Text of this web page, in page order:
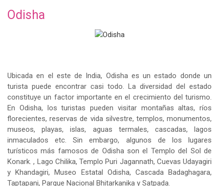
Odisha
Ubicada en el este de India, Odisha es un estado donde un
turista puede encontrar casi todo. La diversidad del estado
constituye un factor importante en el crecimiento del turismo.
En Odisha, los turistas pueden visitar montañas altas, ríos
florecientes, reservas de vida silvestre, templos, monumentos,
museos, playas, islas, aguas termales, cascadas, lagos
inmaculados etc. Sin embargo, algunos de los lugares
turísticos más famosos de Odisha son el Templo del Sol de
Konark. , Lago Chilika, Templo Puri Jagannath, Cuevas Udayagiri
y Khandagiri, Museo Estatal Odisha, Cascada Badaghagara,
Taptapani, Parque Nacional Bhitarkanika y Satpada.